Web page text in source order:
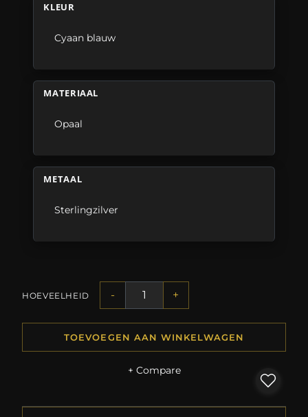
KLEUR
Cyaan blauw
MATERIAAL
Opaal
METAAL
Sterlingzilver
HOEVEELHEID - +
TOEVOEGEN AAN WINKELWAGEN
+ Compare